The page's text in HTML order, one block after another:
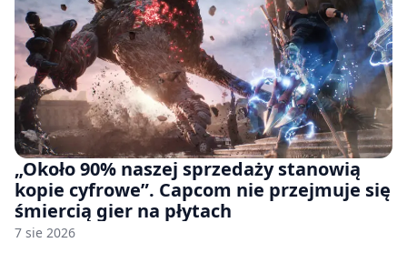
„Około 90% naszej sprzedaży stanowią
kopie cyfrowe”. Capcom nie przejmuje się
śmiercią gier na płytach
7 sie 2026